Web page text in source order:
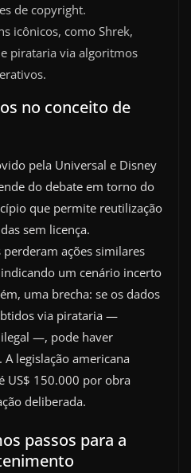
icônicos, como Shrek,
pirataria via algoritmos
no conceito de
pela Universal e Disney
do debate em torno do
que permite reutilização
sem licença.
ações similares
um cenário incerto
uma brecha: se os dados
via pirataria —
—, pode haver
legislação americana
US$ 150.000 por obra
deliberada.
passos para a